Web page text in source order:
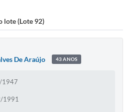
lote (Lote 92)
De Araújo 43 ANOS
1991